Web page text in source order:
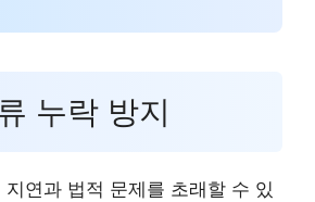
누락 방지
연과 법적 문제를 초래할 수 있